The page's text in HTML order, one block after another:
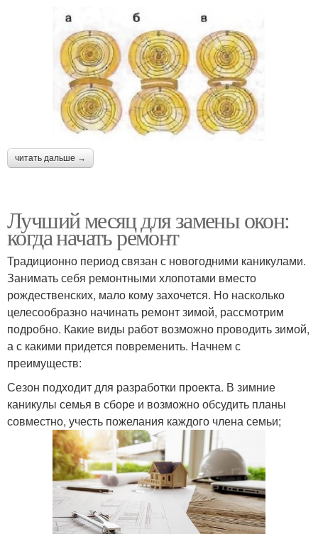
читать дальше →
Лучший месяц для замены окон:
когда начать ремонт
Традиционно период связан с новогодними каникулами.
Занимать себя ремонтными хлопотами вместо
рождественских, мало кому захочется. Но насколько
целесообразно начинать ремонт зимой, рассмотрим
подробно. Какие виды работ возможно проводить зимой,
а с какими придется повременить. Начнем с
преимуществ:
Сезон подходит для разработки проекта. В зимние
каникулы семья в сборе и возможно обсудить планы
совместно, учесть пожелания каждого члена семьи;